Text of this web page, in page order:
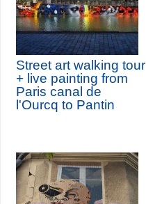
Street art walking tour
+ live painting from
Paris canal de
l'Ourcq to Pantin